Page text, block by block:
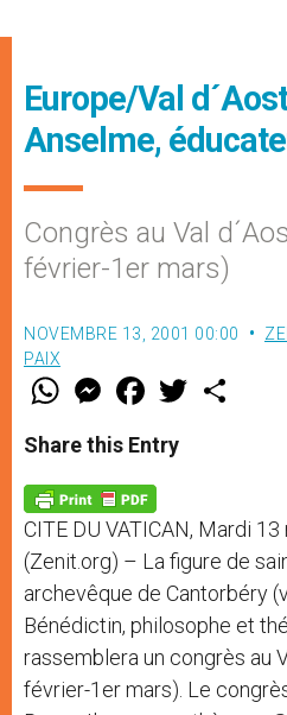
Europe/Val
Anselme,
Congrès au Val
février-1er mars)
NOVEMBRE 13, 2001 00:00
PAIX
W
t
s
p
p
M
e
s
e
g
e
r
F
a
e
b
o
k
w
Share this Entry
CITE DU VATICAN, Mardi
(Zenit.org) – La figure de
archevêque de Cantorbéry
Bénédictin, philosophe et
rassemblera un congrès au
février-1er mars). Le